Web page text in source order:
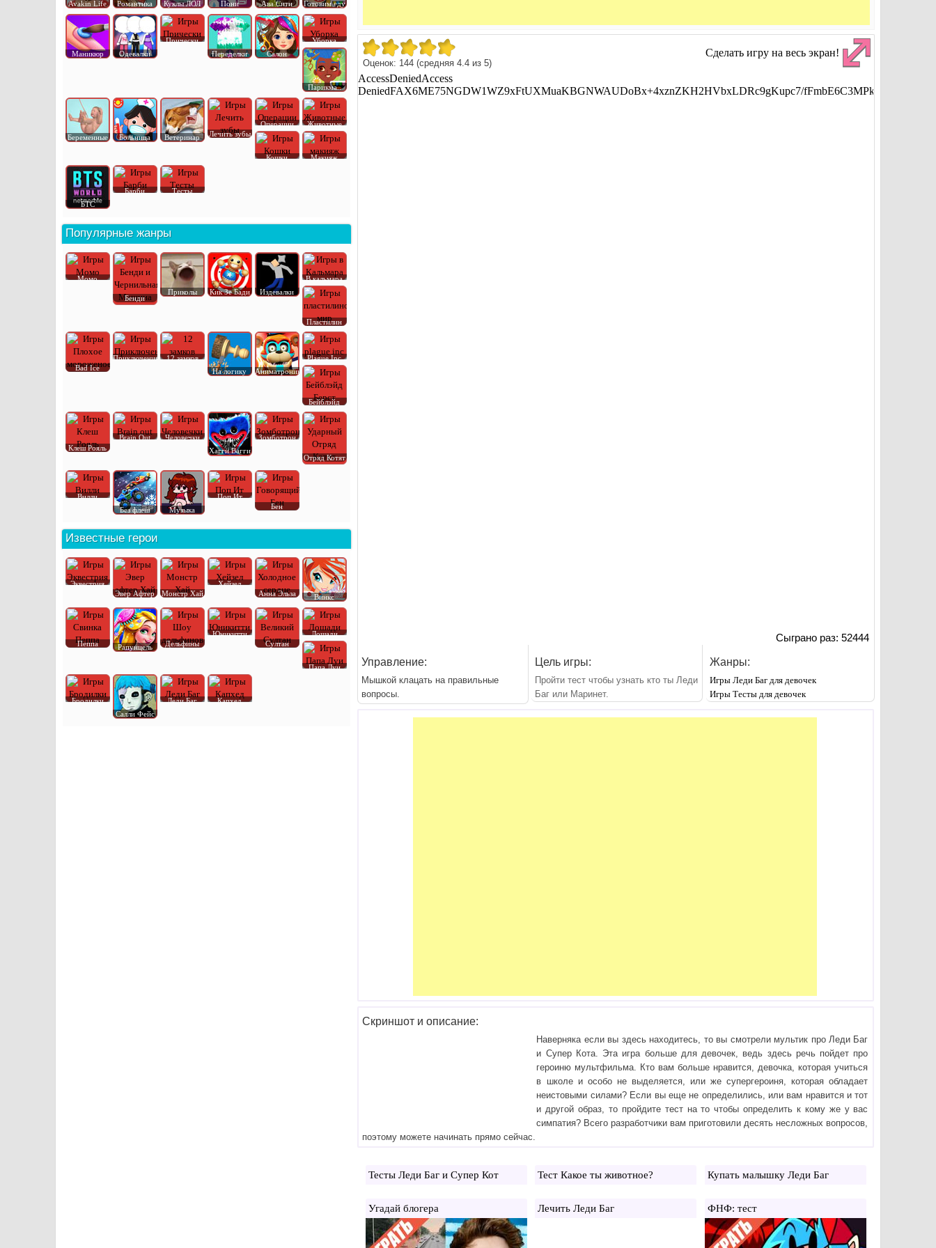
Оценок: 144 (средняя4.4 из5)
Сделать игру на весь экран!
Сыграно раз: 52444
Управление:
Мышкой клацать на правильные
вопросы.
Цель игры:
Пройти тест чтобы узнать кто ты Леди
Баг или Маринет.
Жанры:
Игры Леди Баг для девочек
Игры Тесты для девочек
Скриншот и описание:
Наверняка если вы здесь находитесь, то вы смотрели мультик про Леди Баг
и Супер Кота. Эта игра больше для девочек, ведь здесь речь пойдет про
героиню мультфильма. Кто вам больше нравится, девочка, которая учиться
в школе и особо не выделяется, или же супергероиня, которая обладает
неистовыми силами? Если вы еще не определились, или вам нравится и тот
и другой образ, то пройдите тест на то чтобы определить к кому же у вас
симпатия? Всего разработчики вам приготовили десять несложных вопросов,
поэтому можете начинать прямо сейчас.
Тесты Леди Баг и Супер Кот Тест Какое ты животное? Купать малышку Леди Баг
Угадай блогера Лечить Леди Баг ФНФ: тест
Avakin Life Романтика Куклы ЛОЛ Пони Ава Сити Готовим еду
Маникюр Одевалки
Прически
Переделки
Салон
Уборка
Парикма..
Беременные Больница Ветеринар Лечить зубы
Операции Животные
Кошки Макияж
БТС
Барби Тесты
Популярные жанры
Момо
Бенди
Приколы Кик Зе Бади Издевалки
В кальмара
Пластилин
Bad Ice
Приключения
12 замков
На логику
Аниматроник
Plague Inc
Бейблэйд
Клеш Рояль
Brain Out
Человечки
Хагги Вагги
Зомботрон
Отряд Котят
Вилли
Без флеш
Музыка
Поп Ит
Бен
Известные герои
Эквестрия
Эвер Афтер
Монстр Хай
Хейзел
Анна Эльза
Винкс
Пеппа Рапунцель Дельфины
Юникитти
Султан
Лошади
Папа Луи
Бродилки
Салли Фейс
Леди Баг Капхед